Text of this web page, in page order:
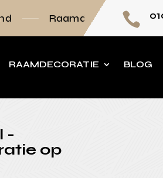
volledig op maat

RAAMDECORATIE BLOG
-
op